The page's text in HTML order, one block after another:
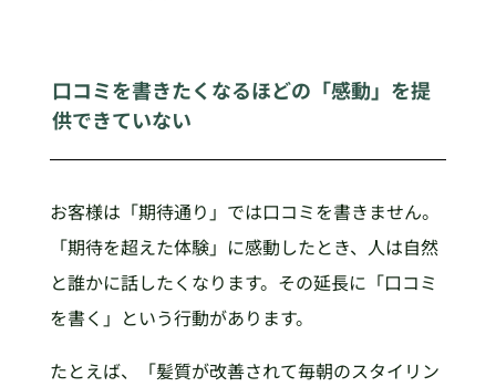
口コミを書きたくなるほどの「感動」を提
供できていない
お客様は「期待通り」では口コミを書きません。
「期待を超えた体験」に感動したとき、人は自然
と誰かに話したくなります。その延長に「口コミ
を書く」という行動があります。
たとえば、「髪質が改善されて毎朝のスタイリン